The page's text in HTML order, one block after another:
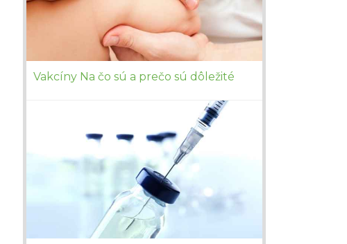
Vakcíny Na čo sú a prečo sú dôležité